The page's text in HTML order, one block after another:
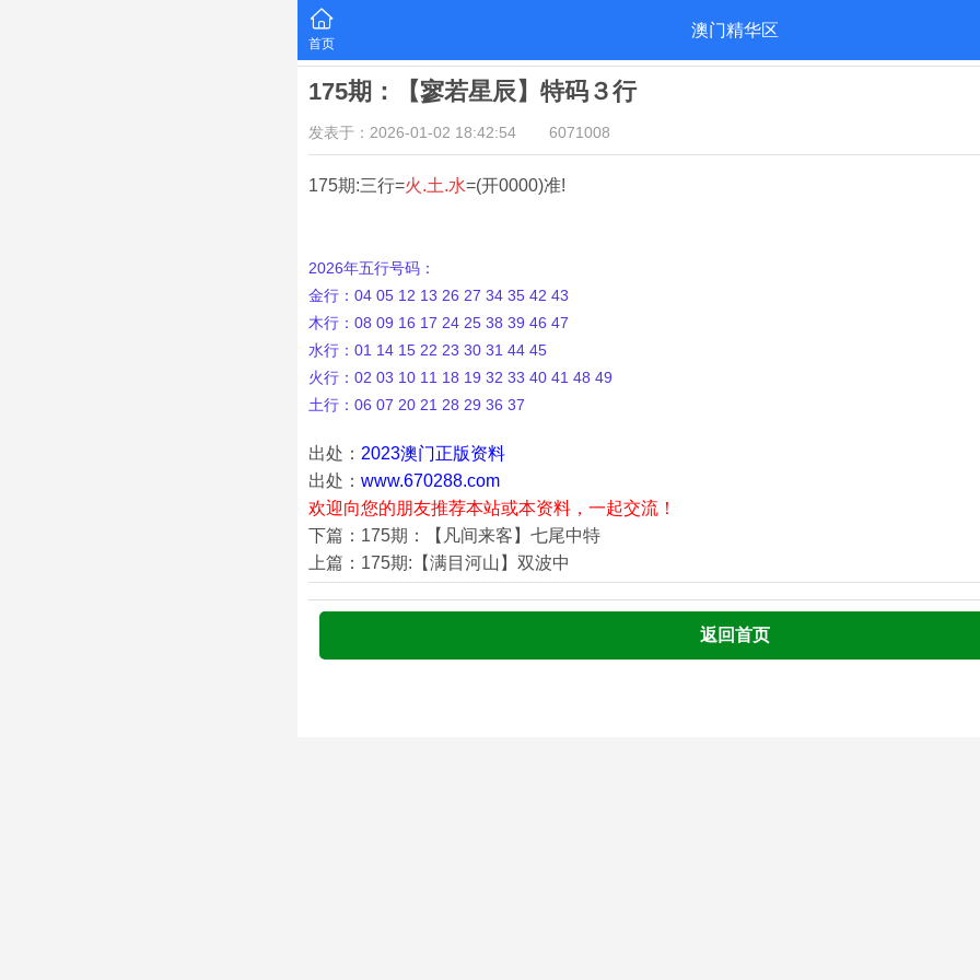
首页
澳门精华区
175期：【寥若星辰】特码３行
发表于：2026-01-02 18:42:54 6071008
175期:三行=火.土.水=(开0000)准!
2026年五行号码：
金行：04 05 12 13 26 27 34 35 42 43
木行：08 09 16 17 24 25 38 39 46 47
水行：01 14 15 22 23 30 31 44 45
火行：02 03 10 11 18 19 32 33 40 41 48 49
土行：06 07 20 21 28 29 36 37
出处： 2023澳门正版资料
出处： www.670288.com
欢迎向您的朋友推荐本站或本资料，一起交流！
下篇：175期：【凡间来客】七尾中特
上篇：175期:【满目河山】双波中
返回首页